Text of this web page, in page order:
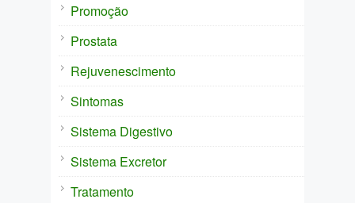
Promoção
Prostata
Rejuvenescimento
Sintomas
Sistema Digestivo
Sistema Excretor
Tratamento